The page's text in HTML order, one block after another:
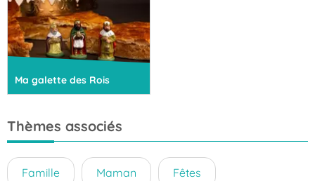
Ma galette des Rois
Thèmes associés
Famille Maman Fêtes